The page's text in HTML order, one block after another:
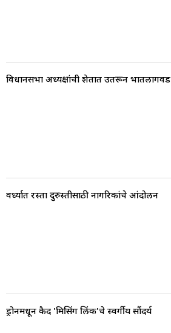
विधानसभा अध्यक्षांची शेतात उतरून भातलागवड
वर्ध्यात रस्ता दुरुस्तीसाठी नागरिकांचे आंदोलन
ड्रोनमधून कैद 'मिसिंग लिंक'चे स्वर्गीय सौंदर्य